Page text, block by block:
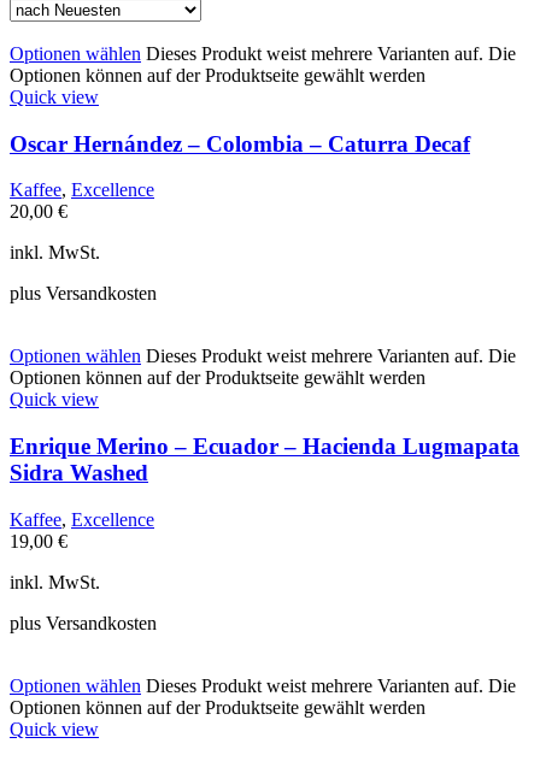
Optionen wählen Dieses Produkt weist mehrere Varianten auf. Die
Optionen können auf der Produktseite gewählt werden
Quick view
Oscar Hernández – Colombia – Caturra Decaf
Kaffee, Excellence
20,00 €
inkl. MwSt.
plus Versandkosten
Optionen wählen Dieses Produkt weist mehrere Varianten auf. Die
Optionen können auf der Produktseite gewählt werden
Quick view
Enrique Merino – Ecuador – Hacienda Lugmapata
Sidra Washed
Kaffee, Excellence
19,00 €
inkl. MwSt.
plus Versandkosten
Optionen wählen Dieses Produkt weist mehrere Varianten auf. Die
Optionen können auf der Produktseite gewählt werden
Quick view